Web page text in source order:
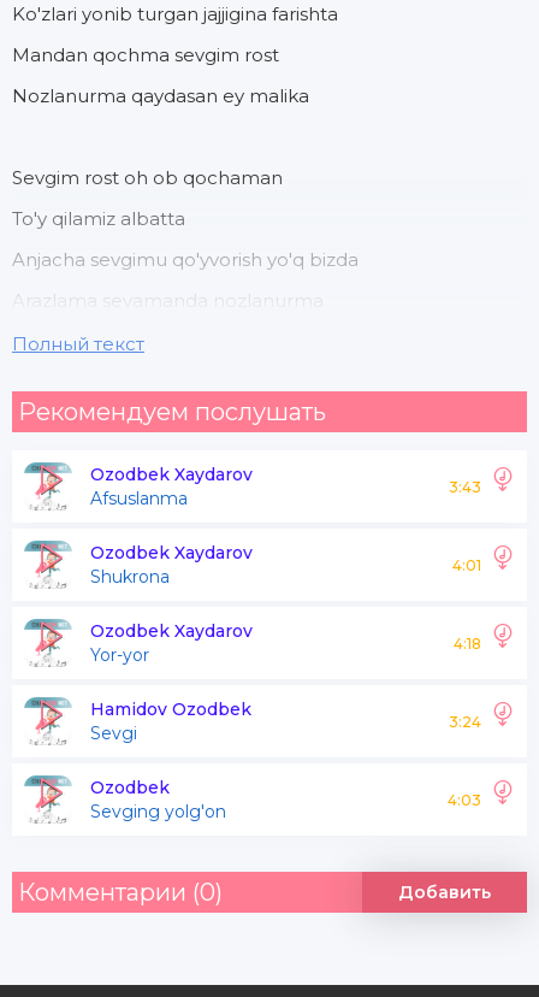
Ko'zlari yonib turgan jajjigina farishta
Mandan qochma sevgim rost
Nozlanurma qaydasan ey malika
Sevgim rost oh ob qochaman
To'y qilamiz albatta
Anjacha sevgimu qo'yvorish yo'q bizda
Arazlama sevamanda nozlanurma
Kuyamanda shirin bu sevging
Senga yozdim qancha xatlar
Olovlarga tashlab san ey malikam
Malikam
Mana keldim Toshkentga
Qaydasan ey nozlanurma
Malikam sevgim rost ob qochaman
To'y qilamiz Anjanda
Anjacha sevgimu qo'yvorish yo'q bizda
Kuyamanda shirin bu sevging
Полный текст
Рекомендуем послушать
Ozodbek Xaydarov
Afsuslanma
3:43
Ozodbek Xaydarov
Shukrona
4:01
Ozodbek Xaydarov
Yor-yor
4:18
Hamidov Ozodbek
Sevgi
3:24
Ozodbek
Sevging yolg'on
4:03
Комментарии (0) Добавить